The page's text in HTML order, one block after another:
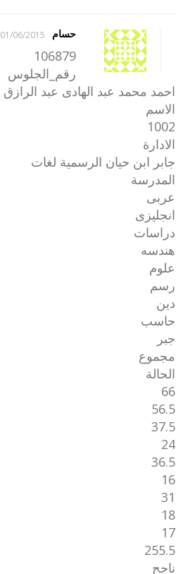
حسام 01/06/2015 12:39
106879
رقم_الجلوس
احمد محمد عبد الهادى عبد الرازق
الاسم
1002
الادارة
جابر ابن حيان الرسمية لغات
المدرسة
عربى
انجليزى
دراسات
هندسه
علوم
رسم
دين
حاسب
جبر
مجموع
الحالة
66
56.5
37.5
24
36.5
16
31
18
17
255.5
ناجح